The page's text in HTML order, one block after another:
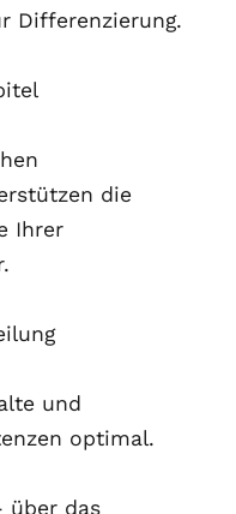
Differenzierung.
die
Ihrer
und
optimal.
über das